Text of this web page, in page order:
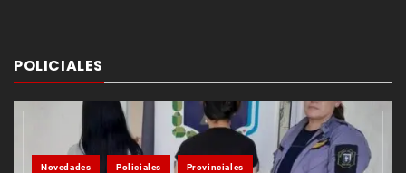
POLICIALES
Novedades Policiales Provinciales